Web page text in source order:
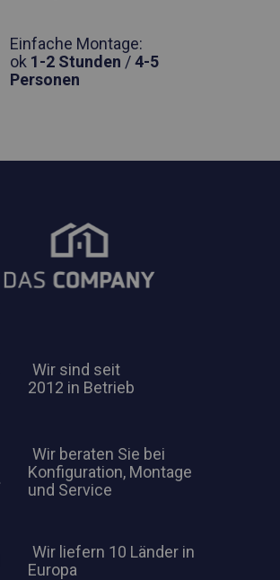
Einfache Montage:
ok 1-2 Stunden /4-5
Personen
Wir sind seit
2012 in Betrieb
Wir beraten Sie bei
Konfiguration, Montage
und Service
Wir liefern 10 Länder in
Europa